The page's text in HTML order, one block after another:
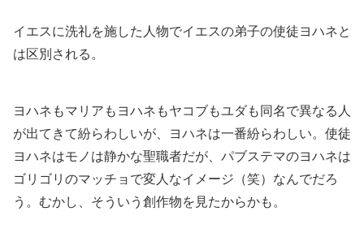
イエスに洗礼を施した人物でイエスの弟子の使徒ヨハネと
は区別される。
ヨハネもマリアもヨハネもヤコブもユダも同名で異なる人
が出てきて紛らわしいが、ヨハネは一番紛らわしい。使徒
ヨハネはモノは静かな聖職者だが、パブステマのヨハネは
ゴリゴリのマッチョで変人なイメージ（笑）なんでだろ
う。むかし、そういう創作物を見たからかも。